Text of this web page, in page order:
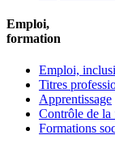
Emploi,
formation
Emploi,
Titres
Apprentissage
Contrôle de la
Formations